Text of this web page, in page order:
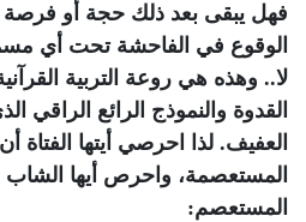
فهل يبقى بعد ذلك حجة أو فرصة
الوقوع في الفاحشة تحت أي
لا.. وهذه هي روعة التربية
القدوة والنموذج الرائع الراقي
العفيف. لذا احرصي أيتها الفتاة
المستعصمة، واحرص أيها
المستعصم: